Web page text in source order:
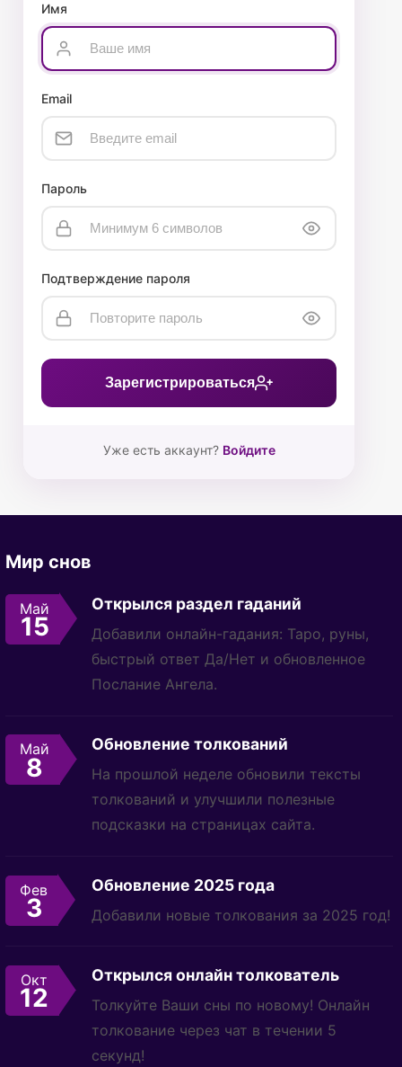
Имя
Email
Пароль
Подтверждение пароля
Зарегистрироваться
Уже есть аккаунт? Войдите
Мир снов
Май
15
Открылся раздел гаданий
Добавили онлайн-гадания: Таро, руны,
быстрый ответ Да/Нет и обновленное
Послание Ангела.
Май
8
Обновление толкований
На прошлой неделе обновили тексты
толкований и улучшили полезные
подсказки на страницах сайта.
Фев
3
Обновление 2025 года
Добавили новые толкования за 2025 год!
Окт
12
Открылся онлайн толкователь
Толкуйте Ваши сны по новому! Онлайн
толкование через чат в течении 5
секунд!